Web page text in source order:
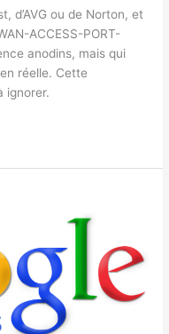
d’AVG ou de Norton, et
ACCESS-PORT-
anodins, mais qui
réelle. Cette
ignorer.